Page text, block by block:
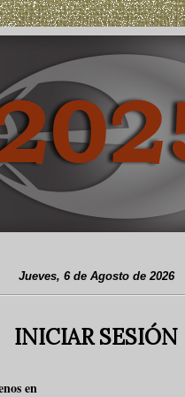
Jueves, 6 de Agosto de 2026
INICIAR SESIÓN
en